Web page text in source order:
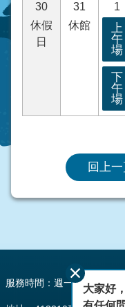
30
休假
日
31
休館
1
上
午
場
下
午
場
回上
服務時間：週一至週五
大家好